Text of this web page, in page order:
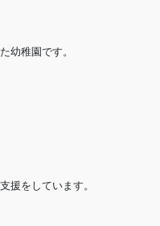
幼稚園です。
援をしています。